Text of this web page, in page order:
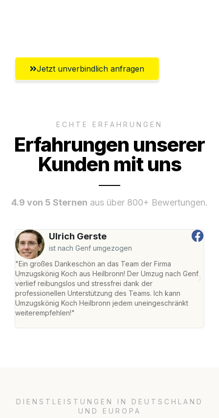
Jetzt unverbindlich anfragen
ECHTE ERFAHRUNGEN
Erfahrungen unserer
Kunden mit uns
4.9 von 5 Sternen aus über 800+ Bewertungen.
Ulrich Gerste
ist nach Genf umgezogen
"Ein großes Dankeschön an das Team der Firma
Umzugskönig Koch aus Heilbronn! Der Umzug nach Genf
verlief reibungslos und stressfrei dank der
professionellen Unterstützung des Teams. Ich kann
Umzugskönig Koch Heilbronn jedem uneingeschränkt
weiterempfehlen!"
DIENSTLEISTUNGEN IN DEUTSCHLAND
UND EUROPA